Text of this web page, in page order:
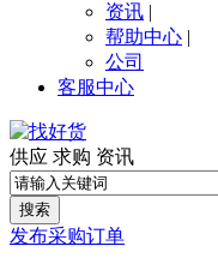
资讯 |
帮助中心 |
公司
客服中心
供应 求购 资讯
搜索
发布采购订单